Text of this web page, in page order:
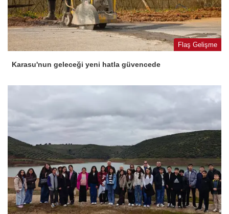
Flaş Gelişme
Karasu'nun geleceği yeni hatla güvencede